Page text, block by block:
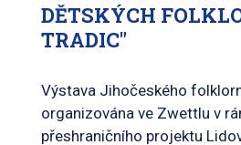
DĚTSKÝCH
TRADIC"
Výstava Jihočeského
organizována ve Zwettlu v
přeshraničního projektu